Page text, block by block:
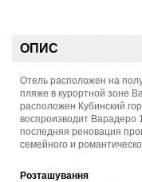
ОПИС
Отель расположен на
пляже в курортной зоне
расположен Кубинский
воспроизводит Варадеро
последняя реновация
семейного и
Розташування